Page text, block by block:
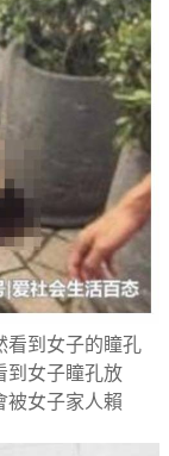
看到女子的瞳孔
到女子瞳孔放
被女子家人賴